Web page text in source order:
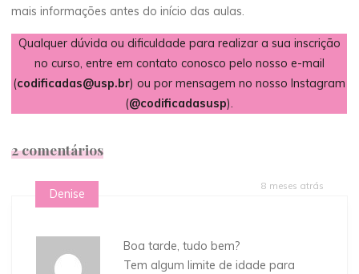
mais informações antes do início das aulas.
Qualquer dúvida ou dificuldade para realizar a sua inscrição
no curso, entre em contato conosco pelo nosso e-mail
(codificadas@usp.br) ou por mensagem no nosso Instagram
(@codificadasusp).
2 comentários
8 meses atrás
Denise
Boa tarde, tudo bem?
Tem algum limite de idade para